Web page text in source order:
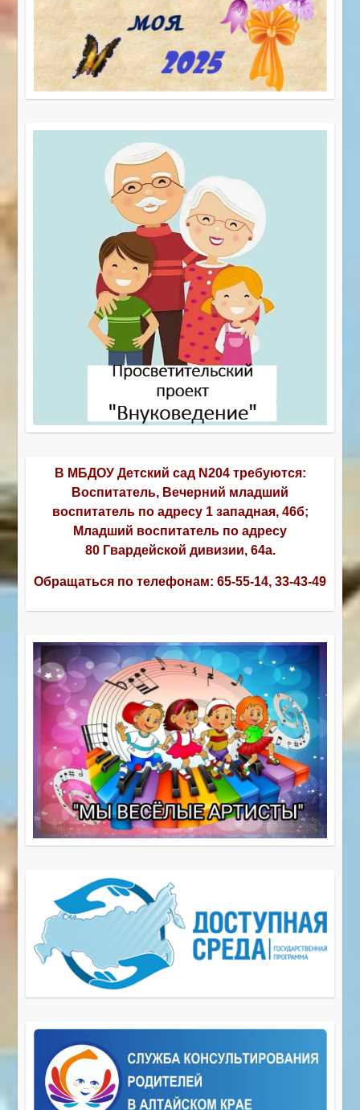
В МБДОУ Детский сад N204 требуются:
Воспитатель, Вечерний младший
воспитатель по адресу 1 западная, 46б;
Младший воспитатель по адресу
80 Гвардейской дивизии, 64а.
Обращаться по телефонам: 65-55-14, 33-43-49